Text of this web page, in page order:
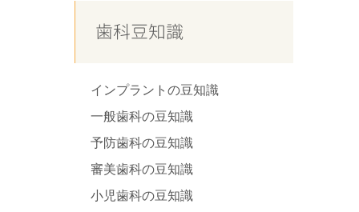
歯科豆知識
インプラントの豆知識
一般歯科の豆知識
予防歯科の豆知識
審美歯科の豆知識
小児歯科の豆知識